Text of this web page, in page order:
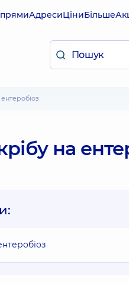
АдресиЦіниБільше
ентеробіоз
на